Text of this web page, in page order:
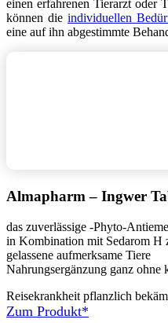
einen erfahrenen Tierarzt oder
können die individuellen
eine auf ihn abgestimmte
Almapharm – Ingwer
das zuverlässige -Phyto-
in Kombination mit Sedarom H
gelassene aufmerksame Tiere
Nahrungsergänzung ganz ohne
Reisekrankheit pflanzlich
Zum Produkt*